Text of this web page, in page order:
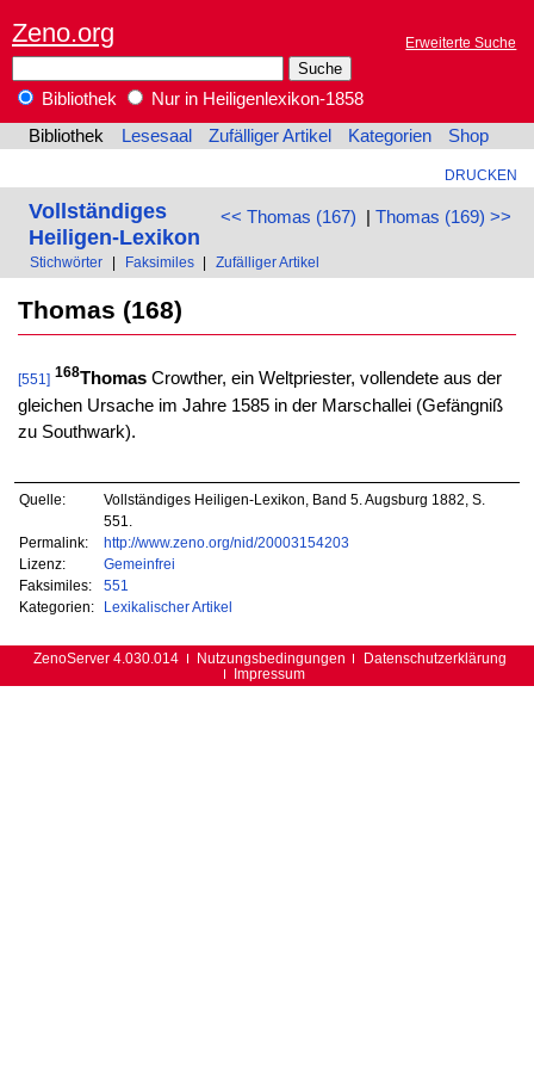
Zeno.org Erweiterte Suche
Bibliothek
Nur in Heiligenlexikon-1858
Bibliothek
Lesesaal Zufälliger Artikel Kategorien Shop
DRUCKEN
<< Thomas (167) | Thomas (169) >>
Vollständiges
Heiligen-Lexikon
Stichwörter Faksimiles Zufälliger Artikel
Thomas (168)
[551] 168ThomasCrowther, ein Weltpriester, vollendete aus der
gleichen Ursache im Jahre 1585 in der Marschallei (Gefängniß
zu Southwark).
Quelle:
Vollständiges Heiligen-Lexikon, Band 5. Augsburg 1882, S.
551.
Permalink:
http://www.zeno.org/nid/20003154203
Lizenz:
Gemeinfrei
Faksimiles:
551
Kategorien:
Lexikalischer Artikel
ZenoServer 4.030.014 Nutzungsbedingungen
Datenschutzerklärung
Impressum